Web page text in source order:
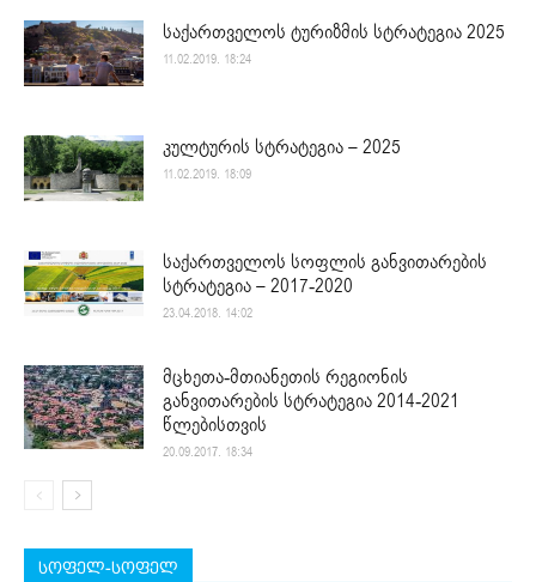
საქართველოს ტურიზმის სტრატეგია 2025
11.02.2019. 18:24
კულტურის სტრატეგია – 2025
11.02.2019. 18:09
საქართველოს სოფლის განვითარების
სტრატეგია – 2017-2020
23.04.2018. 14:02
მცხეთა-მთიანეთის რეგიონის
განვითარების სტრატეგია 2014-2021
წლებისთვის
20.09.2017. 18:34
სოფელ-სოფელ